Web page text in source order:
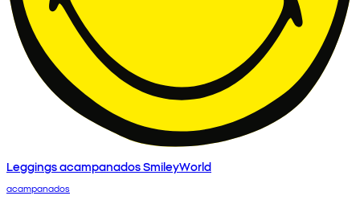
Leggings acampanados SmileyWorld
acampanados